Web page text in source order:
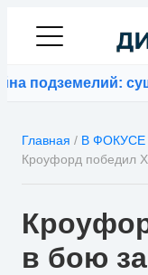
Главная / В ФОКУСЕ
Кроуфорд победил
в бою